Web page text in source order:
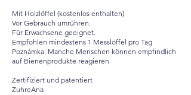
Mit Holzlöffel (kostenlos enthalten)
Vor Gebrauch umrühren.
Für Erwachsene geeignet.
Empfohlen mindestens 1 Messlöffel pro Tag
Poznámka: Manche Menschen können empfindlich
auf Bienenprodukte reagieren
Zertifiziert und patentiert
ZuhreAna